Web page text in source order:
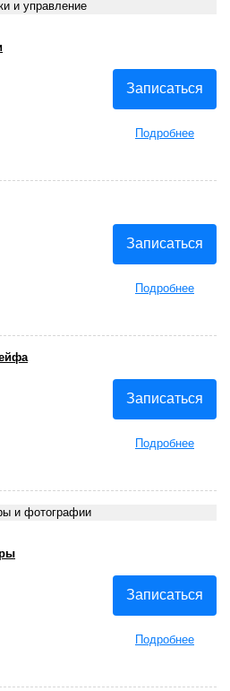
и управление
Записаться
Подробнее
Записаться
Подробнее
Записаться
Подробнее
и фотографии
Записаться
Подробнее